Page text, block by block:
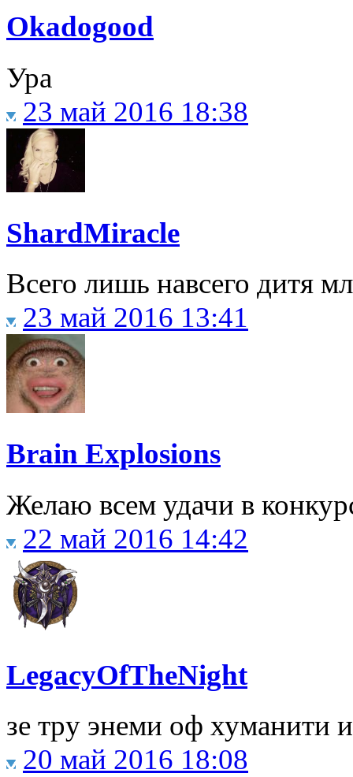
Okadogood
Ура
23 май 2016 18:38
ShardMiracle
Всего лишь навсего дитя
23 май 2016 13:41
Brain Explosions
Желаю всем удачи в
22 май 2016 14:42
LegacyOfTheNight
зе тру энеми оф хуманити
20 май 2016 18:08